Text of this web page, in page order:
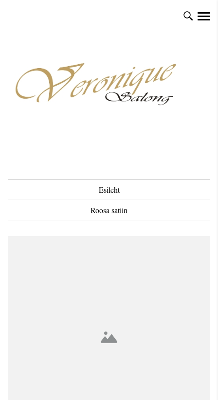
Esileht
Roosa satiin